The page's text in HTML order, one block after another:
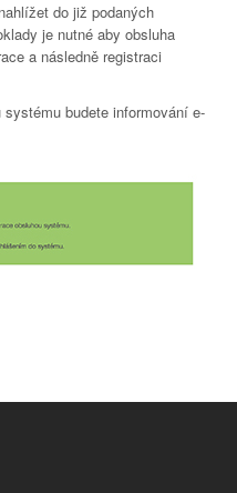
do již podaných
je nutné aby obsluha
a následně registraci
budete informování e-